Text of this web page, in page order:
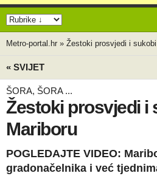
Metro-portal.hr » Žestoki prosvjedi i
« SVIJET
ŠORA, ŠORA ...
Žestoki prosvjedi i
Mariboru
POGLEDAJTE VIDEO:
gradonačelnika i već